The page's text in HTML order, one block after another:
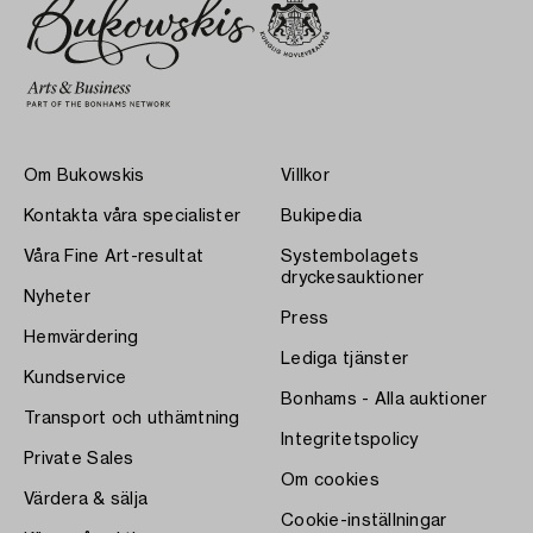
Om Bukowskis
Kontakta våra specialister
Våra Fine Art-resultat
Nyheter
Hemvärdering
Kundservice
Transport och uthämtning
Private Sales
Värdera & sälja
Villkor
Bukipedia
Systembolagets
dryckesauktioner
Press
Lediga tjänster
Bonhams - Alla auktioner
Integritetspolicy
Om cookies
Cookie-inställningar